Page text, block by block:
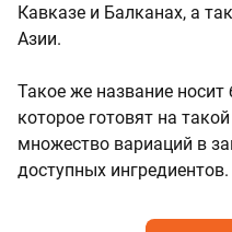
Кавказе и Балканах, а
Азии.
Такое же название
которое готовят на
множество вариаций в
доступных ингредиентов.